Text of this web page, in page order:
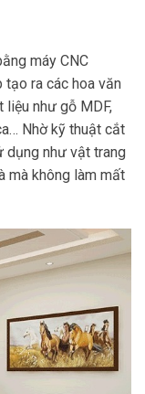
máy CNC
tạo ra các hoa văn
liệu như gỗ MDF,
Nhờ kỹ thuật cắt
dụng như vật trang
mà không làm mất